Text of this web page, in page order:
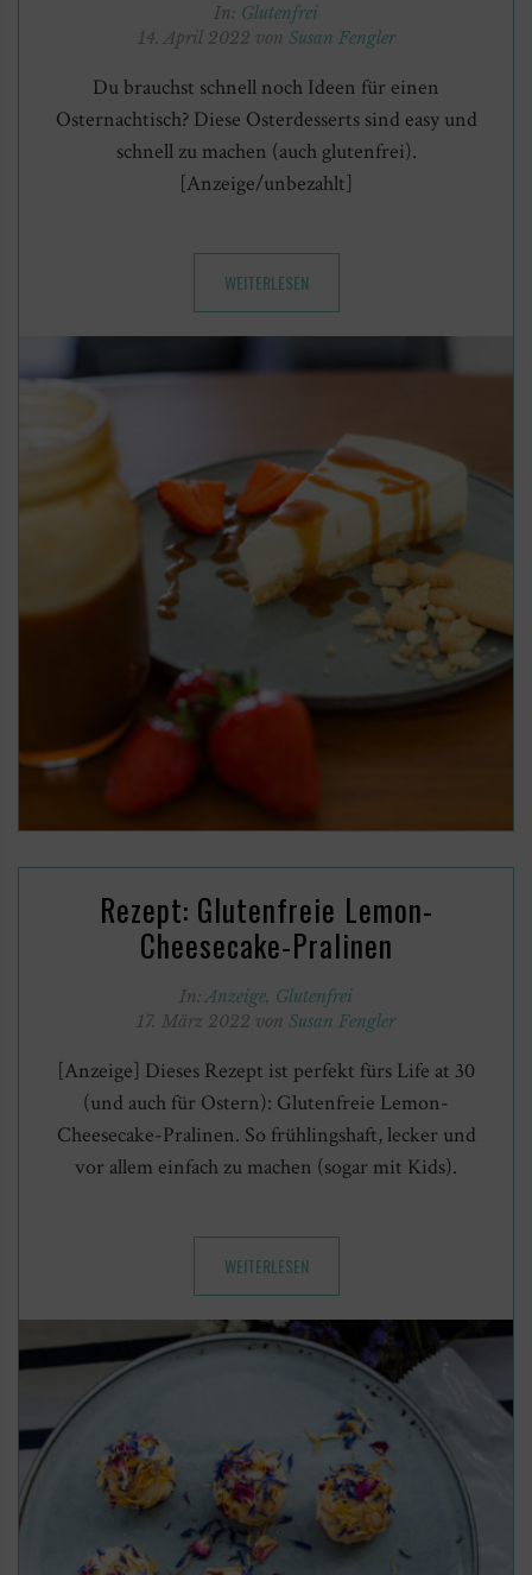
In: Glutenfrei
14. April 2022 von Susan Fengler
Du brauchst schnell noch Ideen für einen
Osternachtisch? Diese Osterdesserts sind easy und
schnell zu machen (auch glutenfrei).
[Anzeige/unbezahlt]
WEITERLESEN
Rezept: Glutenfreie Lemon-
Cheesecake-Pralinen
In:Anzeige, Glutenfrei
17. März 2022 von Susan Fengler
[Anzeige] Dieses Rezept ist perfekt fürs Life at 30
(und auch für Ostern): Glutenfreie Lemon-
Cheesecake-Pralinen. So frühlingshaft, lecker und
vor allem einfach zu machen (sogar mit Kids).
WEITERLESEN